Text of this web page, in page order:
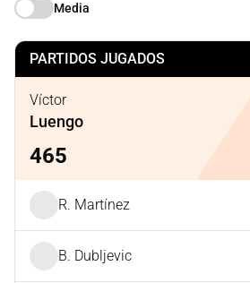
Media
PARTIDOS JUGADOS
Víctor
Luengo
465
R. Martínez
B. Dubljevic